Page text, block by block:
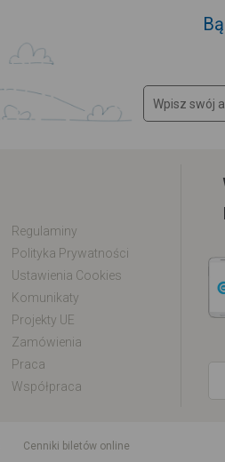
Regulaminy
Polityka Prywatności
Ustawienia Cookies
Komunikaty
Projekty UE
Zamówienia
Praca
Współpraca
Cenniki biletów online